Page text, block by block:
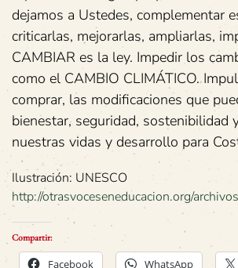
dejamos a Ustedes, complementar
criticarlas, mejorarlas, ampliarlas,
CAMBIAR es la ley. Impedir los
como el CAMBIO CLIMÁTICO.
comprar, las modificaciones que
bienestar, seguridad, sostenibilidad
nuestras vidas y desarrollo para
Ilustración: UNESCO
http://otrasvoceseneducacion.org/
Compartir:
Facebook WhatsApp